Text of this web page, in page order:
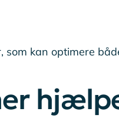
kan optimere